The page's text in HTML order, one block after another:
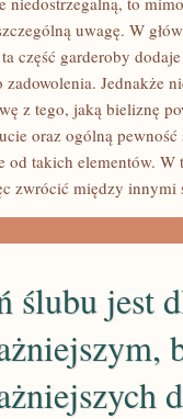
uwagę. W
część garderoby
zadowolenia. Jednakże
z tego, jaką bieliznę
oraz ogólną
od takich elementów.
zwrócić między innymi
ślubu jest